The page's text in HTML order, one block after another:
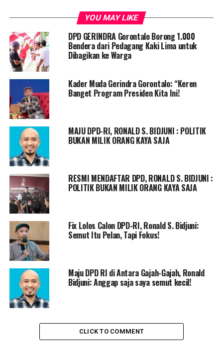
ternama di Bandung ini. Ronald menitinya dari bawah,
sejak menjadi Staf Khusus sewaktu Elnino Mohi bertugas
sebagai anggota DPD RI. Lalu pada 2014, Ronald
bertugas sebagai Tenaga Ahli (TA) DPR RI.
Ronald tak berhenti di situ. Ia lalu terjun ke partai
politik dan menjadi pengurus. Ia tercatat sebagai Wakil
Sekretaris Partai Gerindra dan akhirnya menjadi Wakil
Ketua DPD GERINDRA Provinsi Gorontalo.
Pada 2019-sekarang, pria yang mahir bermain gitar ini,
sehari-harinya bertugas sebagai Tenaga Ahli Komisi X
DPR RI bidang Pendidikan. Ia diserahi tanggung jawab
mengkoordinir dukungan beasiswa Program Indonesia
Saat ditanya soal perjuangannya yang tidak mudah di
YOU MAY LIKE
DPD GERINDRA Gorontalo Borong 1.000
Bendera dari Pedagang Kaki Lima untuk
Dibagikan ke Warga
Kader Muda Gerindra Gorontalo: “Keren
Banget Program Presiden Kita Ini!
MAJU DPD-RI, RONALD S. BIDJUNI : POLITIK
BUKAN MILIK ORANG KAYA SAJA
RESMI MENDAFTAR DPD, RONALD S. BIDJUNI :
POLITIK BUKAN MILIK ORANG KAYA SAJA
Fix Lolos Calon DPD-RI, Ronald S. Bidjuni:
Semut Itu Pelan, Tapi Fokus!
Maju DPD RI di Antara Gajah-Gajah, Ronald
Bidjuni: Anggap saja saya semut kecil!
CLICK TO COMMENT